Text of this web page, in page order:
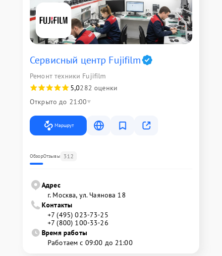
Сервисный центр Fujifilm
Ремонт техники Fujifilm
5,0282 оценки
Открыто до 21:00
Маршрут
ОбзорОтзывы 312
Адрес
г. Москва, ул. Чаянова 18
Контакты
+7 (495) 023-73-25
+7 (800) 100-33-26
Время работы
Работаем с 09:00 до 21:00